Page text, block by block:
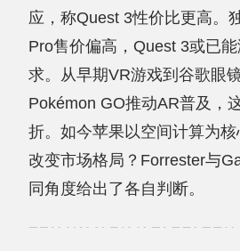
应，称Quest 3性价比更高。
Pro售价偏高，Quest 3或已
求。从早期VR游戏到谷歌眼
Pokémon GO推动AR普及，
折。如今苹果以空间计算为
改变市场格局？Forrester与
同角度给出了各自判断。